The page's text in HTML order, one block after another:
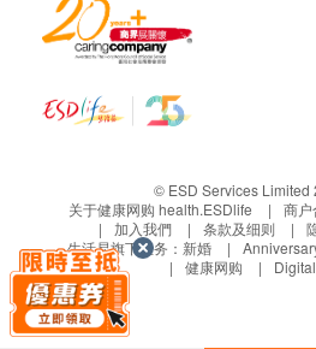
© ESD Services Limited
关于健康网购 health.ESDlife
商户
加入我們
条款及细则
生活易旗下业务： 新婚
健康网购